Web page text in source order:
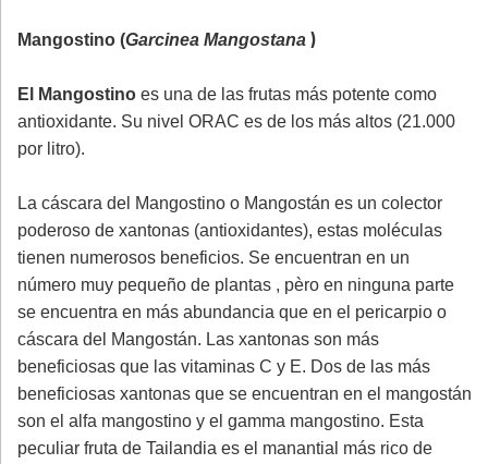
Mangostino (Garcinea Mangostana )
El Mangostino es una de las frutas más potente como
antioxidante. Su nivel ORAC es de los más altos (21.000
por litro).
La cáscara del Mangostino o Mangostán es un colector
poderoso de xantonas (antioxidantes), estas moléculas
tienen numerosos beneficios. Se encuentran en un
número muy pequeño de plantas , pèro en ninguna parte
se encuentra en más abundancia que en el pericarpio o
cáscara del Mangostán. Las xantonas son más
beneficiosas que las vitaminas C y E. Dos de las más
beneficiosas xantonas que se encuentran en el mangostán
son el alfa mangostino y el gamma mangostino. Esta
peculiar fruta de Tailandia es el manantial más rico de